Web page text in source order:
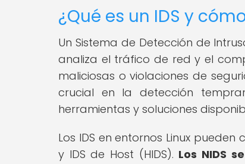
¿Qué es un IDS y
Un Sistema de Detección de
analiza el tráfico de red y el
maliciosas o violaciones de
crucial en la detección
herramientas y soluciones
Los IDS en entornos Linux
y IDS de Host (HIDS). Los NIDS